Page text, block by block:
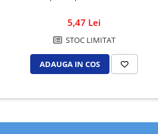
5,47 Lei
STOC LIMITAT
ADAUGA IN COS